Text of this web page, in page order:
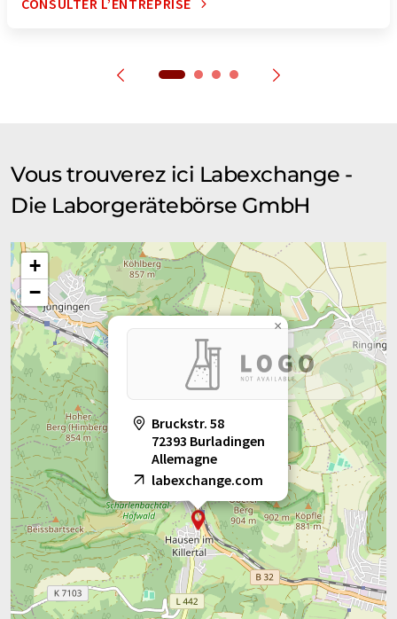
CONSULTER L’ENTREPRISE
Vous trouverez ici Labexchange -
Die Laborgerätebörse GmbH
Bruckstr. 58
72393 Burladingen
Allemagne
labexchange.com
×
+
−